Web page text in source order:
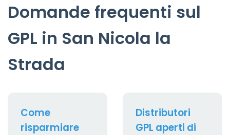
Domande frequenti sul
GPL in San Nicola la
Strada
Come
risparmiare
Distributori
GPL aperti di